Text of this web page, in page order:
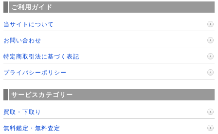
ご利用ガイド
当サイトについて
お問い合わせ
特定商取引法に基づく表記
プライバシーポリシー
サービスカテゴリー
買取・下取り
無料鑑定・無料査定